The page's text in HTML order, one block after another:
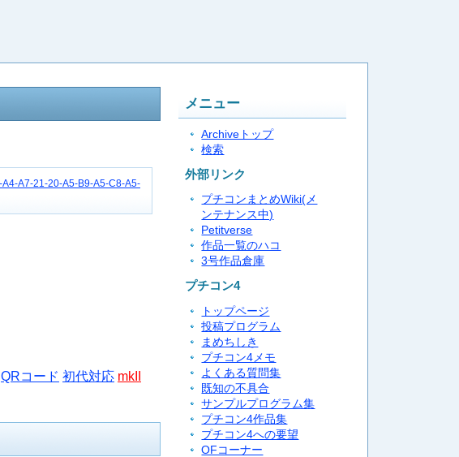
A7-21-20-A5-B9-A5-C8-A5-
QRコード 初代対応 mkII
メニュー
Archiveトップ
検索
外部リンク
プチコンまとめWiki(メ
ンテナンス中)
Petitverse
作品一覧のハコ
3号作品倉庫
プチコン4
トップページ
投稿プログラム
まめちしき
プチコン4メモ
よくある質問集
既知の不具合
サンプルプログラム集
プチコン4作品集
プチコン4への要望
OFコーナー